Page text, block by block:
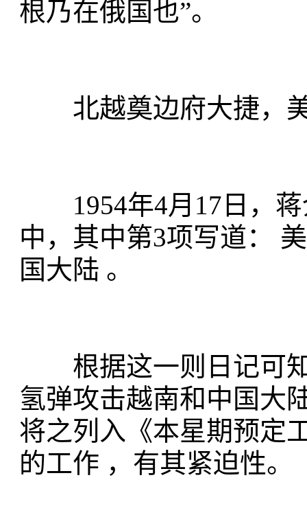
根乃在俄国也”。
北越奠边府大捷，美
1954年4月17日，蒋
中，其中第3项写道：
国大陆 。
根据这一则日记可知
氢弹攻击越南和中国大
将之列入《本星期预定
的工作 ，有其紧迫性。